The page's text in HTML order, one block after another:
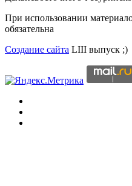
При использовании
обязательна
Создание сайта LIII выпуск ;)